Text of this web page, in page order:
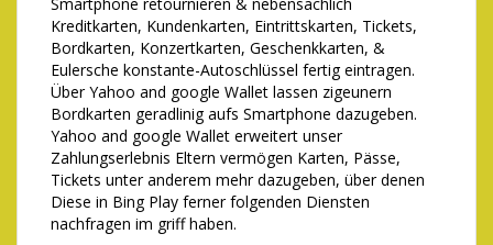
Kreditkarten, Kundenkarten, Eintrittskarten, Tickets,
Bordkarten, Konzertkarten, Geschenkkarten, &
Eulersche konstante-Autoschlüssel fertig eintragen.
Über Yahoo and google Wallet lassen zigeunern
Bordkarten geradlinig aufs Smartphone dazugeben.
Yahoo and google Wallet erweitert unser
Zahlungserlebnis Eltern vermögen Karten, Pässe,
Tickets unter anderem mehr dazugeben, über denen
Diese in Bing Play ferner folgenden Diensten
nachfragen im griff haben.